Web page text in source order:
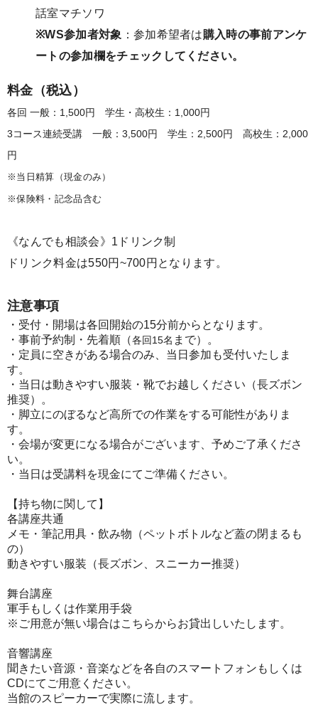
話室マチソワ
※WS参加者対象 ：参加希望者は購入時の事前アンケ
ートの参加欄をチェックしてください。
料金（税込）
各回 一般：1,500円 学生・高校生：1,000円
3コース連続受講 一般：3,500円 学生：2,500円 高校生：2,000
円
※当日精算（現金のみ）
※保険料・記念品含む
《なんでも相談会》1ドリンク制
ドリンク料金は550円~700円となります。
注意事項
・受付・開場は各回開始の15分前からとなります。​
・事前予約制・先着順（各回15名 まで）。​
・定員に空きがある場合のみ、当日参加も受付いたしま
す。​
・当日は動きやすい服装・靴でお越しください（長ズボン
推奨）。
・脚立にのぼるなど高所での作業をする可能性がありま
す。
・会場が変更になる場合がございます、予めご了承くださ
い。
・当日は受講料を現金にてご準備ください。
【持ち物に関して】
各講座共通
メモ・筆記用具・飲み物（ペットボトルなど蓋の閉まるも
の）
動きやすい服装（長ズボン、スニーカー推奨）
舞台講座
軍手もしくは作業用手袋
※ご用意が無い場合はこちらからお貸出しいたします。
音響講座
聞きたい音源・音楽などを各自のスマートフォンもしくは
CDにてご用意ください。
当館のスピーカーで実際に流します。